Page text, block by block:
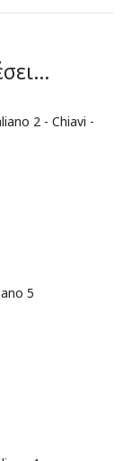
2 - Chiavi -
5